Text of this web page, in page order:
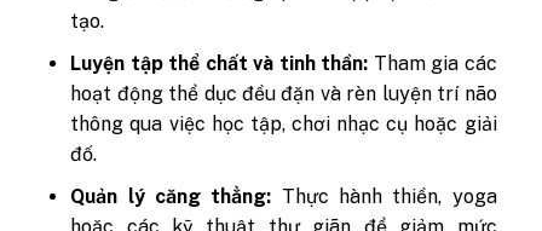
tạo.
Luyện tập thể chất và tinh thần: Tham gia các
hoạt động thể dục đều đặn và rèn luyện trí não
thông qua việc học tập, chơi nhạc cụ hoặc giải
đố.
Quản lý căng thẳng: Thực hành thiền, yoga
hoặc các kỹ thuật thư giãn để giảm mức